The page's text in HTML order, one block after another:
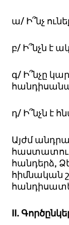
ա/ Ի՞նչ
բ/ Ի՞նչն է
գ/ Ի՞նչը
դ/ Ի՞նչն է
Այժմ
հանդերձ,
հիմնական
II.